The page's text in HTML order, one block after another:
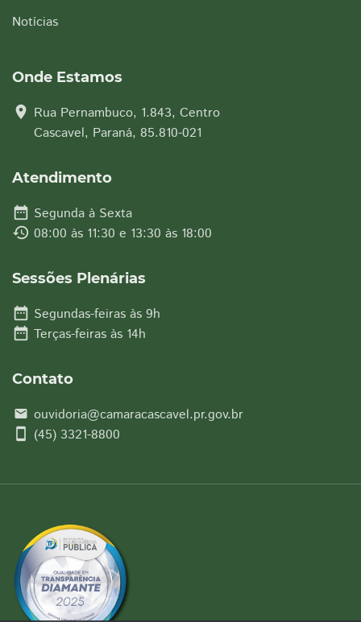
Notícias
Onde Estamos
location_on Rua Pernambuco, 1.843, Centro
Cascavel, Paraná, 85.810-021
Atendimento
date_range Segunda à Sexta
history 08:00 às 11:30 e 13:30 às 18:00
Sessões Plenárias
date_range Segundas-feiras às 9h
date_range Terças-feiras às 14h
Contato
email ouvidoria@camaracascavel.pr.gov.br
smartphone (45) 3321-8800